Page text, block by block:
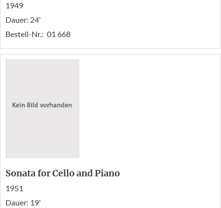
1949
Dauer: 24'
Bestell-Nr.: 01 668
Sonata for Cello and Piano
1951
Dauer: 19'